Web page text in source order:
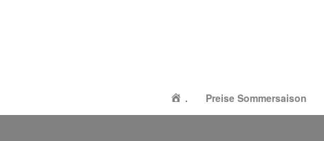
. Preise Sommersaison